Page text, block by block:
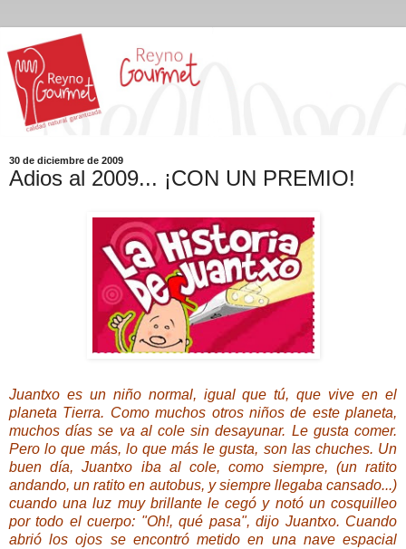
30 de diciembre de 2009
Adios al 2009... ¡CON UN PREMIO!
Juantxo es un niño normal, igual que tú, que vive en el
planeta Tierra. Como muchos otros niños de este planeta,
muchos días se va al cole sin desayunar. Le gusta comer.
Pero lo que más, lo que más le gusta, son las chuches. Un
buen día, Juantxo iba al cole, como siempre, (un ratito
andando, un ratito en autobus, y siempre llegaba cansado...)
cuando una luz muy brillante le cegó y notó un cosquilleo
por todo el cuerpo: "Oh!, qué pasa", dijo Juantxo. Cuando
abrió los ojos se encontró metido en una nave espacial